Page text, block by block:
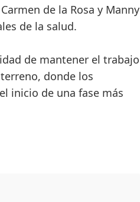
de la Rosa y Manny
de la salud.
de mantener el trabajo
donde los
inicio de una fase más